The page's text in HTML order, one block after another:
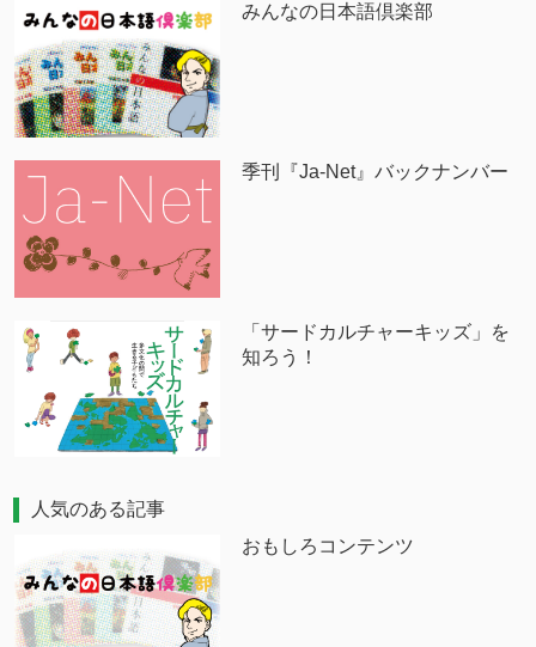
みんなの日本語倶楽部
季刊『Ja-Net』バックナンバー
「サードカルチャーキッズ」を
知ろう！
人気のある記事
おもしろコンテンツ